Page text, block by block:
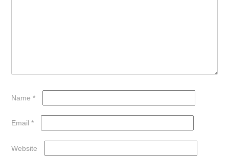
Name *
Email *
Website